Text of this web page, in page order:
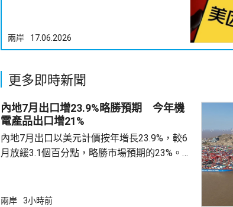
兩岸 17.06.2026
更多即時新聞
內地7月出口增23.9%略勝預期 今年機
電產品出口增21%
內地7月出口以美元計價按年增長23.9%，較6
月放緩3.1個百分點，略勝市場預期的23%。7
1成至1125億美元，高於市場預期的1071億美
兩岸 3小時前